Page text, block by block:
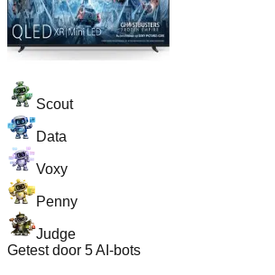
Scout
Data
Voxy
Penny
Judge
Getest door 5 AI-bots